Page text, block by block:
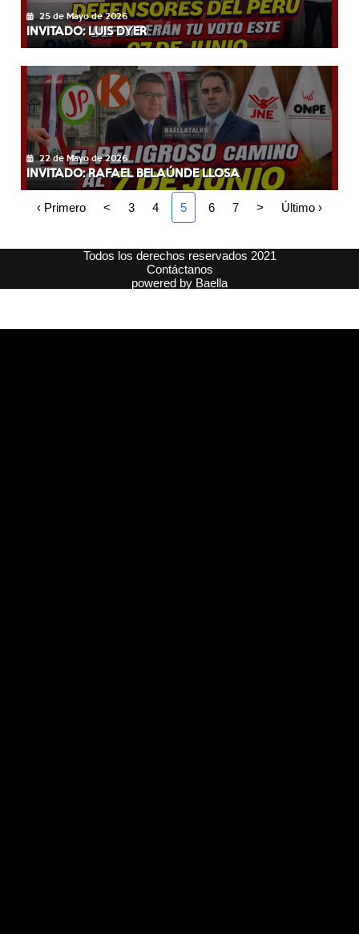
25 de Mayo de 2026
INVITADO: LUIS DYER
22 de Mayo de 2026
INVITADO: RAFAEL BELAÚNDE LLOSA
‹ Primero < 3 4 5 6 7 > Último ›
Todos los derechos reservados 2021
Contáctanos
powered by Baella